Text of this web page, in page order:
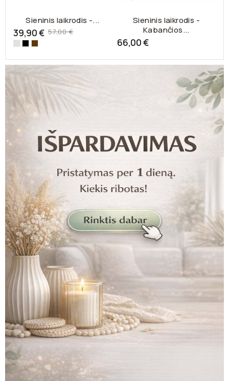
Sieninis laikrodis -...
39,90 € Bazinė
57,00 €
Veidrodis-
Juoda-Šokoladinė-9a
Sieninis laikrodis -
Kabančios...
66,00 €